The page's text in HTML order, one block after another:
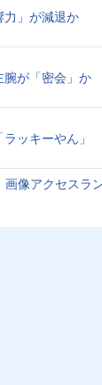
」が減退か
腕が「密会」か
ッキーやん」
画像アクセスラ